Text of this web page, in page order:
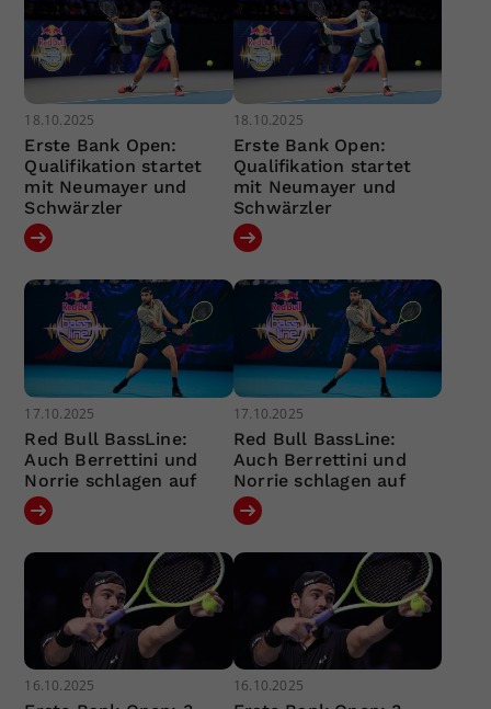
18.10.2025
Erste Bank Open:
Qualifikation startet
mit Neumayer und
Schwärzler
18.10.2025
Erste Bank Open:
Qualifikation startet
mit Neumayer und
Schwärzler
17.10.2025
Red Bull BassLine:
Auch Berrettini und
Norrie schlagen auf
17.10.2025
Red Bull BassLine:
Auch Berrettini und
Norrie schlagen auf
16.10.2025 16.10.2025